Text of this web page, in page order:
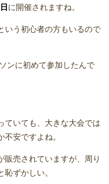
に開催されますね。
いう初心者の方もいるので
ンに初めて参加したんで
ていても、大きな大会では
安ですよね。
販売されていますが、周り
ずかしい。